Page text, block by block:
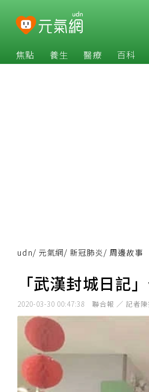
焦點 養生 醫療 百科
udn/ 元氣網/ 新冠肺炎/ 周邊故事
「武漢封城日記
2020-03-30 00:47:38 聯合報 ／ 記者